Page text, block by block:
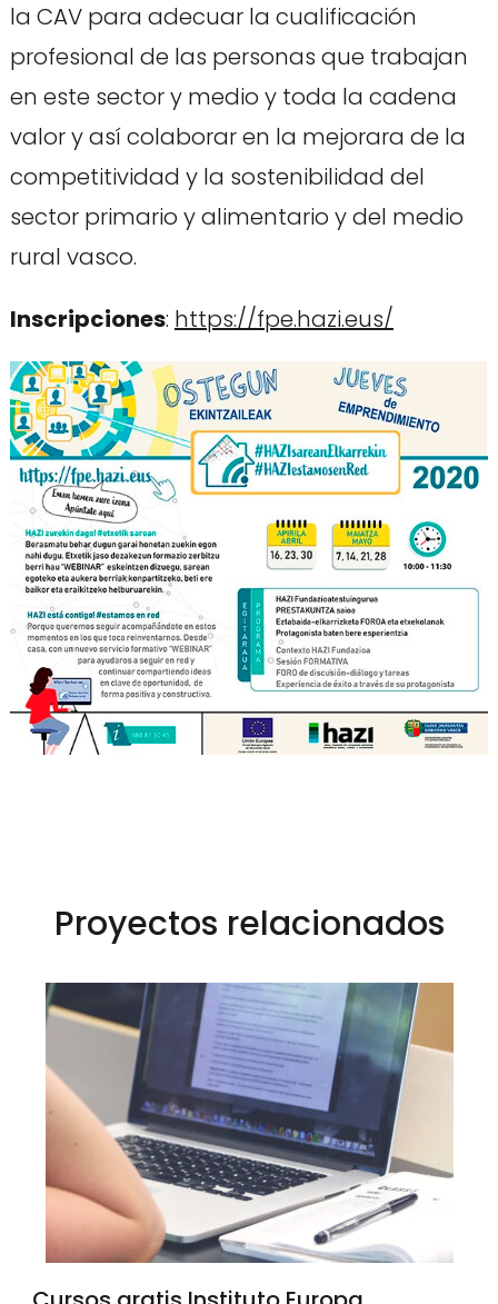
la CAV para adecuar la cualificación
profesional de las personas que trabajan
en este sector y medio y toda la cadena
valor y así colaborar en la mejorara de la
competitividad y la sostenibilidad del
sector primario y alimentario y del medio
rural vasco.
Inscripciones: https://fpe.hazi.eus/
Proyectos relacionados